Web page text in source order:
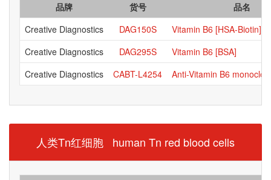
品牌 货号
品名
Creative Diagnostics
DAG150S
Vitamin B6 [HSA-Biotin]
Creative Diagnostics
DAG295S
Vitamin B6 [BSA]
Creative Diagnostics
CABT-L4254 Anti-Vitamin B6
人类Tn红细胞 human Tn red blood cells